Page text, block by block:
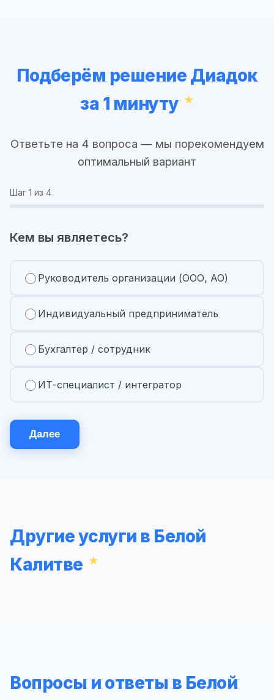
Подберём решение Диадок
за 1 минуту
Ответьте на 4 вопроса — мы порекомендуем
оптимальный вариант
Шаг 1 из 4
Кем вы являетесь?
Руководитель организации (ООО, АО)
Индивидуальный предприниматель
Бухгалтер / сотрудник
ИТ-специалист / интегратор
Далее
Другие услуги в Белой
Калитве
Вопросы и ответы в Белой